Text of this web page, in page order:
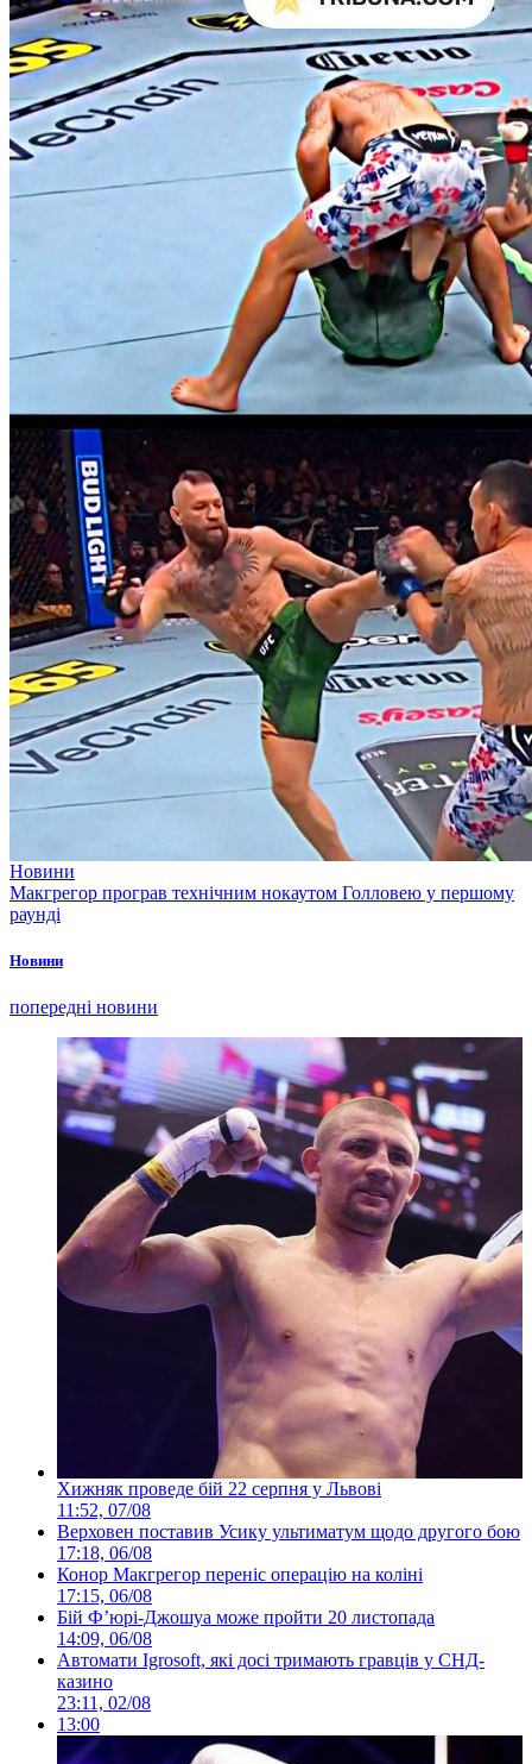
Новини
Макгрегор програв технічним нокаутом Голловею у першому
раунді
Новини
попередні новини
Хижняк проведе бій 22 серпня у Львові
11:52, 07/08
Верховен поставив Усику ультиматум щодо другого бою
17:18, 06/08
Конор Макгрегор переніс операцію на коліні
17:15, 06/08
Бій Ф’юрі-Джошуа може пройти 20 листопада
14:09, 06/08
Автомати Igrosoft, які досі тримають гравців у СНД-
казино
23:11, 02/08
13:00